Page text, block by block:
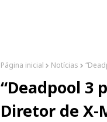
Página inicial Notícias
“Deadpool 3
Diretor de X-